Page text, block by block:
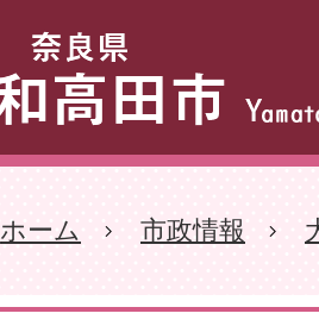
ホーム 市政情報